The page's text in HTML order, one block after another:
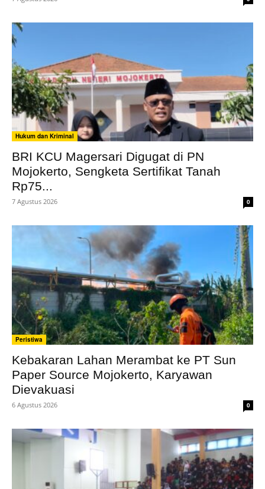
Hukum dan Kriminal
BRI KCU Magersari Digugat di PN
Mojokerto, Sengketa Sertifikat Tanah
Rp75...
7 Agustus 2026 0
Peristiwa
Kebakaran Lahan Merambat ke PT Sun
Paper Source Mojokerto, Karyawan
Dievakuasi
6 Agustus 2026 0